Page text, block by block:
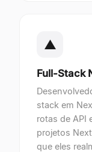
▲
Full-Stack
stack em
rotas de API
projetos
que eles